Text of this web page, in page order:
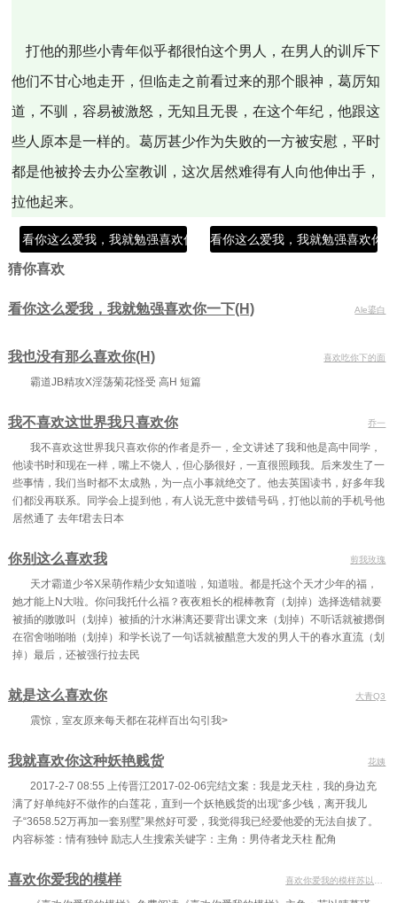
打他的那些小青年似乎都很怕这个男人，在男人的训斥下
他们不甘心地走开，但临走之前看过来的那个眼神，葛厉知
道，不驯，容易被激怒，无知且无畏，在这个年纪，他跟这
些人原本是一样的。葛厉甚少作为失败的一方被安慰，平时
都是他被拎去办公室教训，这次居然难得有人向他伸出手，
拉他起来。
看你这么爱我，我就勉强喜欢你一下分节阅读4看你这么爱我，我就勉强喜欢你
猜你喜欢
看你这么爱我，我就勉强喜欢你一下(H) Ale鎏白
我也没有那么喜欢你(H) 喜欢吃你下的面
霸道JB精攻X淫荡菊花怪受 高H 短篇
我不喜欢这世界我只喜欢你 乔一
我不喜欢这世界我只喜欢你的作者是乔一，全文讲述了我和他是高中同学，
他读书时和现在一样，嘴上不饶人，但心肠很好，一直很照顾我。后来发生了一
些事情，我们当时都不太成熟，为一点小事就绝交了。他去英国读书，好多年我
们都没再联系。同学会上提到他，有人说无意中拨错号码，打他以前的手机号他
居然通了 去年f君去日本
你别这么喜欢我 剪我玫瑰
天才霸道少爷X呆萌作精少女知道啦，知道啦。都是托这个天才少年的福，
她才能上N大啦。你问我托什么福？夜夜粗长的棍棒教育（划掉）选择选错就要
被插的嗷嗷叫（划掉）被插的汁水淋漓还要背出课文来（划掉）不听话就被摁倒
在宿舍啪啪啪（划掉）和学长说了一句话就被醋意大发的男人干的春水直流（划
掉）最后，还被强行拉去民
就是这么喜欢你 大青Q3
震惊，室友原来每天都在花样百出勾引我>
我就喜欢你这种妖艳贱货 花姨
2017-2-7 08:55 上传晋江2017-02-06完结文案：我是龙天柱，我的身边充
满了好单纯好不做作的白莲花，直到一个妖艳贱货的出现“多少钱，离开我儿
子“3658.52万再加一套别墅”果然好可爱，我觉得我已经爱他爱的无法自拔了。
内容标签：情有独钟 励志人生搜索关键字：主角：男侍者龙天柱 配角
喜欢你爱我的模样